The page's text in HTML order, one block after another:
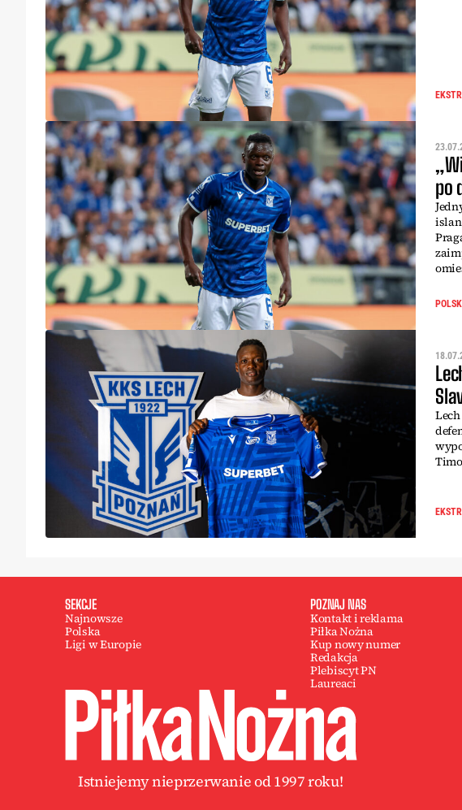
po
SEKCJE
Najnowsze
Polska
Ligi w Europie
POZNAJ NAS
Kontakt i reklama
Piłka Nożna
Kup nowy numer
Redakcja
Plebiscyt PN
Laureaci
Istniejemy nieprzerwanie od 1997 roku!